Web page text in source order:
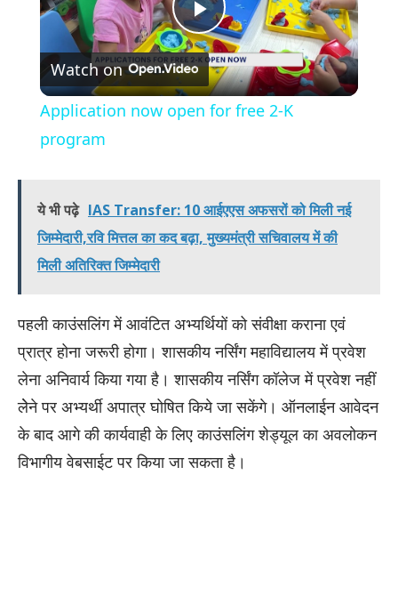
Play
Video
Watch on
Application now open for free 2-K
program
ये भी पढ़े IAS Transfer: 10 आईएएस अफसरों को मिली नई
जिम्मेदारी,रवि मित्तल का कद बढ़ा, मुख्यमंत्री सचिवालय में की
मिली अतिरिक्त जिम्मेदारी
पहली काउंसलिंग में आवंटित अभ्यर्थियों को संवीक्षा कराना एवं
प्रात्र होना जरूरी होगा। शासकीय नर्सिंग महाविद्यालय में प्रवेश
लेना अनिवार्य किया गया है। शासकीय नर्सिंग कॉलेज में प्रवेश नहीं
लेेने पर अभ्यर्थी अपात्र घोषित किये जा सकेंगे। ऑनलाईन आवेदन
के बाद आगे की कार्यवाही के लिए काउंसलिंग शेड्यूल का अवलोकन
विभागीय वेबसाईट पर किया जा सकता है।